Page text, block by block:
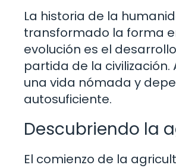
La historia de la
transformado la forma
evolución es el
partida de la
una vida nómada y
autosuficiente.
Descubriendo la
El comienzo de la